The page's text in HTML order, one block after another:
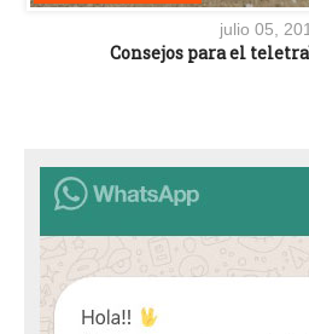
julio 05,
Consejos para el